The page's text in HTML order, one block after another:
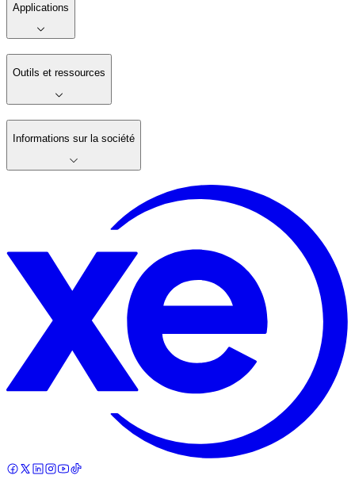
Applications
Outils et ressources
Informations sur la société